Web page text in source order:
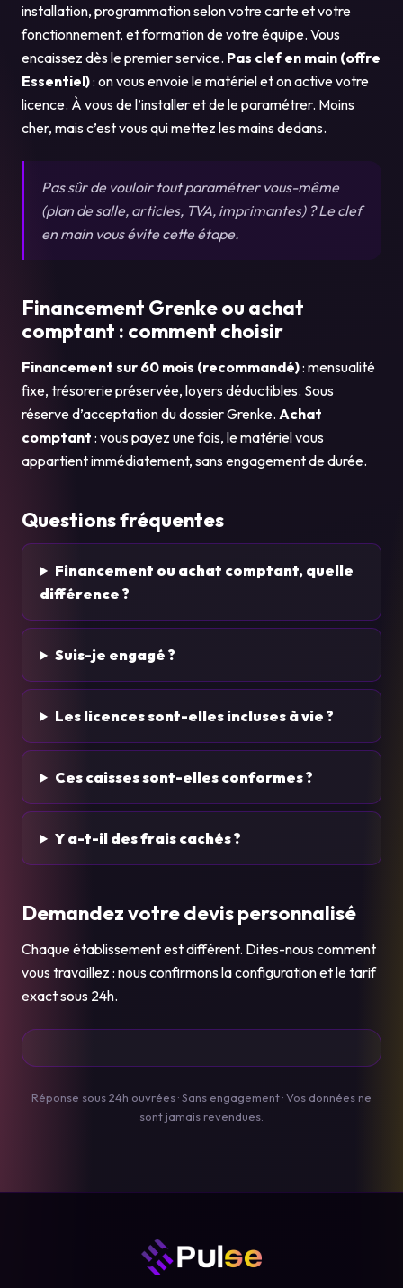
installation, programmation selon votre carte et votre
fonctionnement, et formation de votre équipe. Vous
encaissez dès le premier service. Pas clef en main (offre
Essentiel): on vous envoie le matériel et on active votre
licence. À vous de l’installer et de le paramétrer. Moins
cher, mais c’est vous qui mettez les mains dedans.
Pas sûr de vouloir tout paramétrer vous-même
(plan de salle, articles, TVA, imprimantes) ? Le clef
en main vous évite cette étape.
Financement Grenke ou achat
comptant : comment choisir
Financement sur 60 mois (recommandé): mensualité
fixe, trésorerie préservée, loyers déductibles. Sous
réserve d’acceptation du dossier Grenke. Achat
comptant : vous payez une fois, le matériel vous
appartient immédiatement, sans engagement de durée.
Questions fréquentes
Financement ou achat comptant, quelle
différence ?
Suis-je engagé ?
Les licences sont-elles incluses à vie ?
Ces caisses sont-elles conformes ?
Y a-t-il des frais cachés ?
Demandez votre devis personnalisé
Chaque établissement est différent. Dites-nous comment
vous travaillez : nous confirmons la configuration et le tarif
exact sous 24h.
Réponse sous 24h ouvrées · Sans engagement · Vos données ne
sont jamais revendues.